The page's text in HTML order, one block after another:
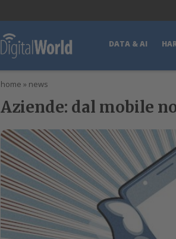
DATA & AI
home » news
Aziende: dal mobile